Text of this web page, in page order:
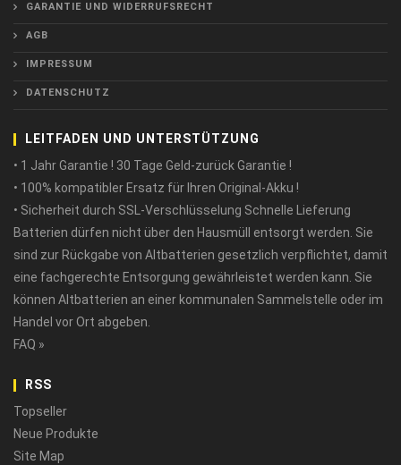
GARANTIE UND WIDERRUFSRECHT
AGB
IMPRESSUM
DATENSCHUTZ
LEITFADEN UND UNTERSTÜTZUNG
• 1 Jahr Garantie ! 30 Tage Geld-zurück Garantie !
• 100% kompatibler Ersatz für Ihren Original-Akku !
• Sicherheit durch SSL-Verschlüsselung Schnelle Lieferung
Batterien dürfen nicht über den Hausmüll entsorgt werden. Sie
sind zur Rückgabe von Altbatterien gesetzlich verpflichtet, damit
eine fachgerechte Entsorgung gewährleistet werden kann. Sie
können Altbatterien an einer kommunalen Sammelstelle oder im
Handel vor Ort abgeben.
FAQ »
RSS
Topseller
Neue Produkte
Site Map